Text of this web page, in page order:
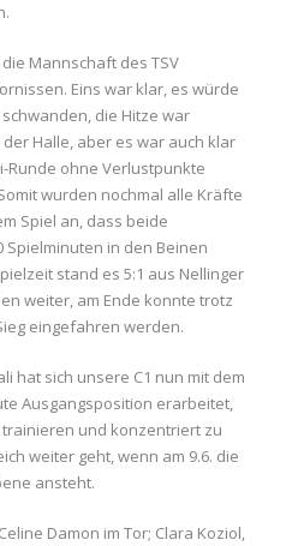
Mannschaft des TSV
Eins war klar, es würde
die Hitze war
Halle, aber es war auch klar
Runde ohne Verlustpunkte
wurden nochmal alle Kräfte
Spiel an, dass beide
in den Beinen
stand es 5:1 aus Nellinger
weiter, am Ende konnte trotz
eingefahren werden.
hat sich unsere C1 nun mit dem
Ausgangsposition erarbeitet,
und konzentriert zu
weiter geht, wenn am 9.6. die
ansteht.
Damon im Tor; Clara Koziol,